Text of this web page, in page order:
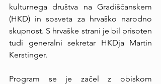
kulturnega društva na Gradiščanskem
(HKD) in sosveta za hrvaško narodno
skupnost. S hrvaške strani je bil prisoten
tudi generalni sekretar HKDja Martin
Kerstinger.
Program se je začel z obiskom